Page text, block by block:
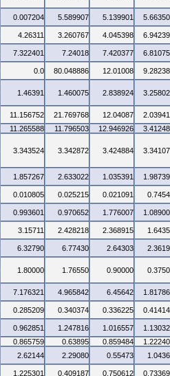
0.007204 5.589907 5.139901
4.26311 3.260767 4.045398
7.322401 7.24018 7.420377
0.0 80.048886 12.01008
1.46391 1.460075 2.838924
11.156752 21.769768 12.04087
11.265588 11.796503 12.946926
3.343524 3.342872 3.424884
1.857267 2.633022 1.035391
0.010805 0.025215 0.021091
0.993601 0.970652 1.776007
3.15711 2.428218 2.368915
6.32790 6.77430 2.64303
1.80000 1.76550 0.90000
7.176321 4.965842 6.45642
0.285209 0.340374 0.336225
0.962851 1.247816 1.016557
0.865759 0.63895 0.859484
2.62144 2.29080 0.55473
1.225301 0.409187 0.750612